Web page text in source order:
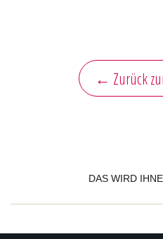
← Zurück
DAS WIRD